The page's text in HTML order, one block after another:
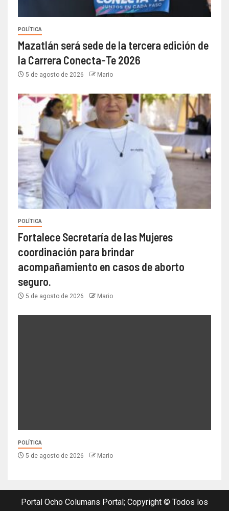
POLÍTICA
Mazatlán será sede de la tercera edición de
la Carrera Conecta-Te 2026
5 de agosto de 2026 Mario
POLÍTICA
Fortalece Secretaría de las Mujeres
coordinación para brindar
acompañamiento en casos de aborto
seguro.
5 de agosto de 2026 Mario
POLÍTICA
5 de agosto de 2026 Mario
Portal Ocho Columans Portal; Copyright © Todos los